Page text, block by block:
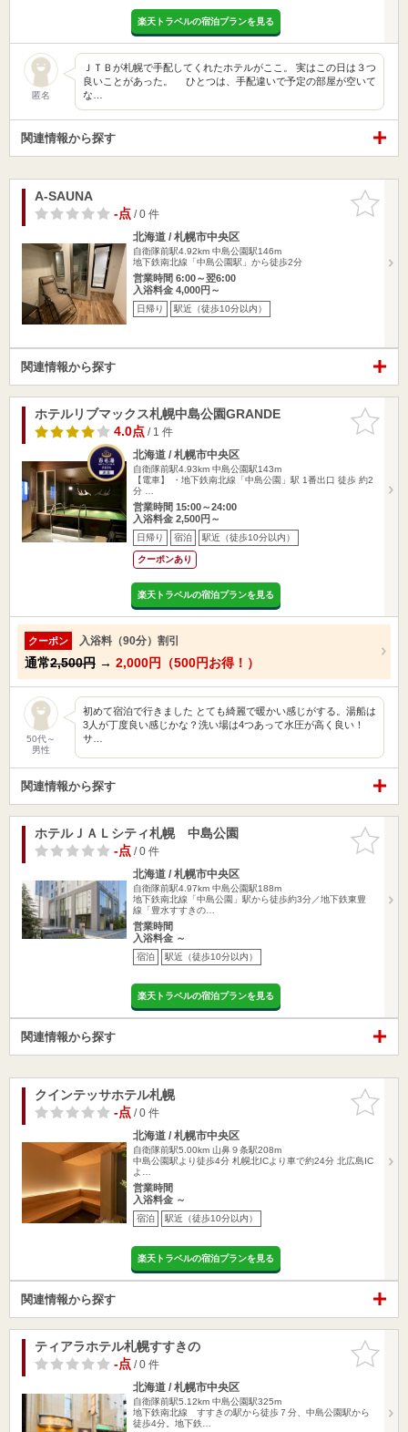
楽天トラベルの宿泊プランを見る
匿名
ＪＴＢが札幌で手配してくれたホテルがここ。 実はこの日は３つ
良いことがあった。 ひとつは、手配違いで予定の部屋が空いて
な…
関連情報から探す
お気に入
りに追加
A-SAUNA
-点/ 0 件
北海道 / 札幌市中央区
自衛隊前駅4.92km 中島公園駅146m
地下鉄南北線「中島公園駅」から徒歩2分
営業時間 6:00～翌6:00
入浴料金 4,000円～
日帰り 駅近（徒歩10分以内）
関連情報から探す
お気に入
りに追加
ホテルリブマックス札幌中島公園GRANDE
4.0点/ 1 件
北海道 / 札幌市中央区
自衛隊前駅4.93km 中島公園駅143m
【電車】 ・地下鉄南北線「中島公園」駅 1番出口 徒歩 約2
分 …
営業時間 15:00～24:00
入浴料金 2,500円～
日帰り 宿泊 駅近（徒歩10分以内）
クーポンあり
楽天トラベルの宿泊プランを見る
クーポン 入浴料（90分）割引
通常2,500円 → 2,000円（500円お得！）
50代～
男性
初めて宿泊で行きました とても綺麗で暖かい感じがする。湯船は
3人が丁度良い感じかな？洗い場は4つあって水圧が高く良い！
サ…
関連情報から探す
お気に入
りに追加
ホテルＪＡＬシティ札幌 中島公園
-点/ 0 件
北海道 / 札幌市中央区
自衛隊前駅4.97km 中島公園駅188m
地下鉄南北線「中島公園」駅から徒歩約3分／地下鉄東豊
線「豊水すすきの…
営業時間
入浴料金 ～
宿泊 駅近（徒歩10分以内）
楽天トラベルの宿泊プランを見る
関連情報から探す
お気に入
りに追加
クインテッサホテル札幌
-点/ 0 件
北海道 / 札幌市中央区
自衛隊前駅5.00km 山鼻９条駅208m
中島公園駅より徒歩4分 札幌北ICより車で約24分 北広島IC
よ…
営業時間
入浴料金 ～
宿泊 駅近（徒歩10分以内）
楽天トラベルの宿泊プランを見る
関連情報から探す
お気に入
りに追加
ティアラホテル札幌すすきの
-点/ 0 件
北海道 / 札幌市中央区
自衛隊前駅5.12km 中島公園駅325m
地下鉄南北線 すすきの駅から徒歩７分、中島公園駅から
徒歩4分。地下鉄…